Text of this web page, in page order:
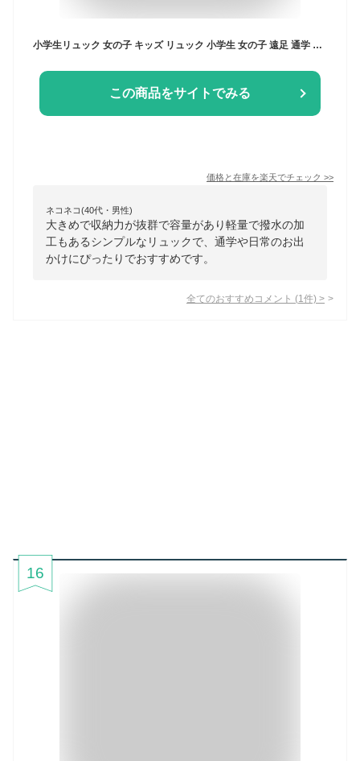
小学生リュック 女の子 キッズ リュック 小学生 女の子 遠足 通学 中学生 リュック 韓国 おしゃれ 高校生 女子 入学式 通塾 習い事 通学 大きめ 無地 シンプル 収納抜群 撥水 軽量 キッズ リュックサック スクールバッグ アウトドア A4 大容量 6色 防災リュック グッズ
この商品をサイトでみる
価格と在庫を楽天でチェック >>
ネコネコ(40代・男性)
大きめで収納力が抜群で容量があり軽量で撥水の加
工もあるシンプルなリュックで、通学や日常のお出
かけにぴったりでおすすめです。
全てのおすすめコメント (1 件) >
16